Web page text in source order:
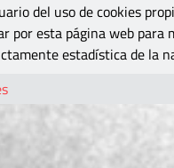
del uso de cookies
por esta página web
estadística de la